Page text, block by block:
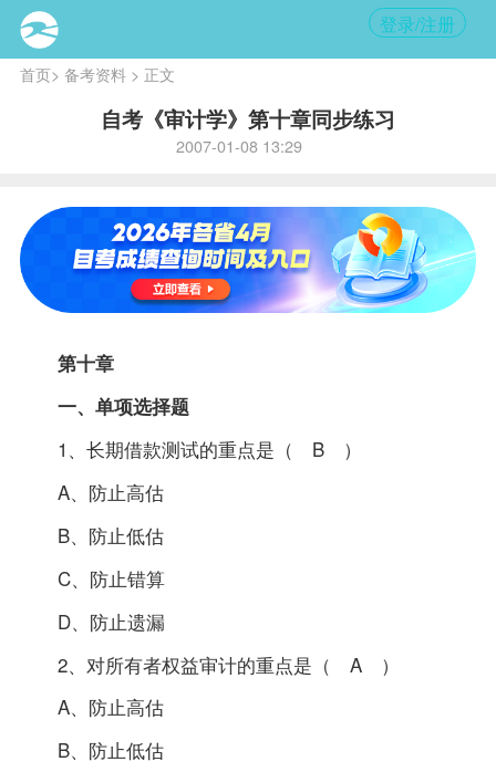
登录/注册
首页> 备考资料> 正文
自考《审计学》第十章同步练习
2007-01-08 13:29
第十章
一、单项选择题
1、长期借款测试的重点是（ B ）
A、防止高估
B、防止低估
C、防止错算
D、防止遗漏
2、对所有者权益审计的重点是（ A ）
A、防止高估
B、防止低估